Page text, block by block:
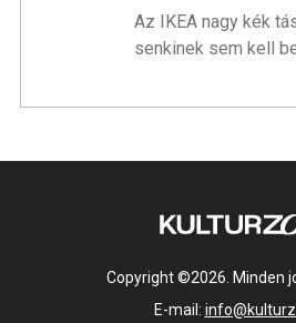
Az IKEA nagy kék
senkinek sem kell
Copyright ©2026. Minden
E-mail: